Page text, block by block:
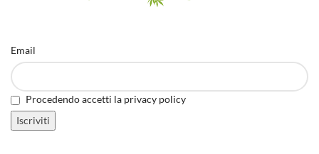
Email
Procedendo accetti la privacy policy